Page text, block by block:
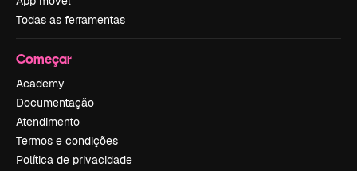
Todas as ferramentas
Começar
Academy
Documentação
Atendimento
Termos e condições
Política de privacidade